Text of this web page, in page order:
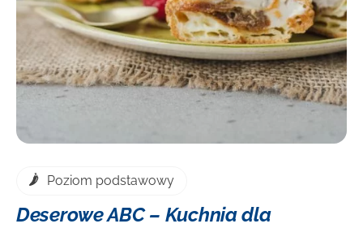
Poziom podstawowy
Deserowe ABC – Kuchnia dla